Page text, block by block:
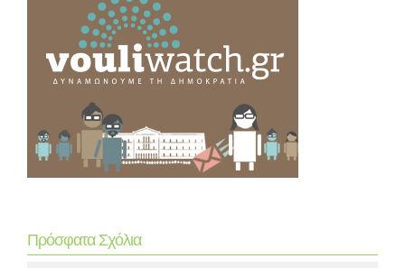
Πρόσφατα Σχόλια